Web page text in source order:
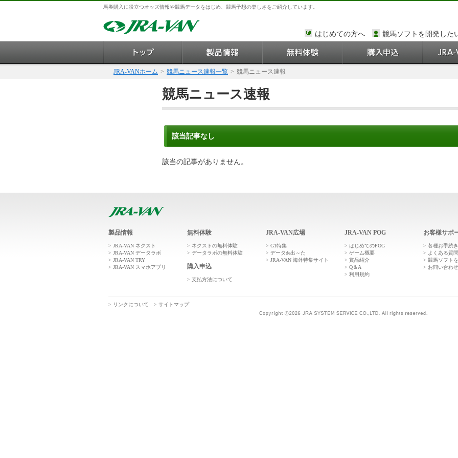
馬券購入に役立つオッズ情報や競馬データをはじめ、競馬予想の楽しさをご紹介しています。
はじめての方へ 競馬ソフトを開発した
JRA-VANホーム > 競馬ニュース速報一覧 > 競馬ニュース速報
競馬ニュース速報
該当記事なし
該当の記事がありません。
製品情報
JRA-VAN ネクスト
JRA-VAN データラボ
JRA-VAN TRY
JRA-VAN スマホアプリ
無料体験
ネクストの無料体験
データラボの無料体験
購入申込
支払方法について
JRA-VAN広場
G1特集
データde出～た
JRA-VAN 海外特集サイト
JRA-VAN POG
はじめてのPOG
ゲーム概要
賞品紹介
Q＆A
利用規約
お客様サポ
各種お手続き
よくある質問
競馬ソフト
お問い合わせ
リンクについて サイトマップ